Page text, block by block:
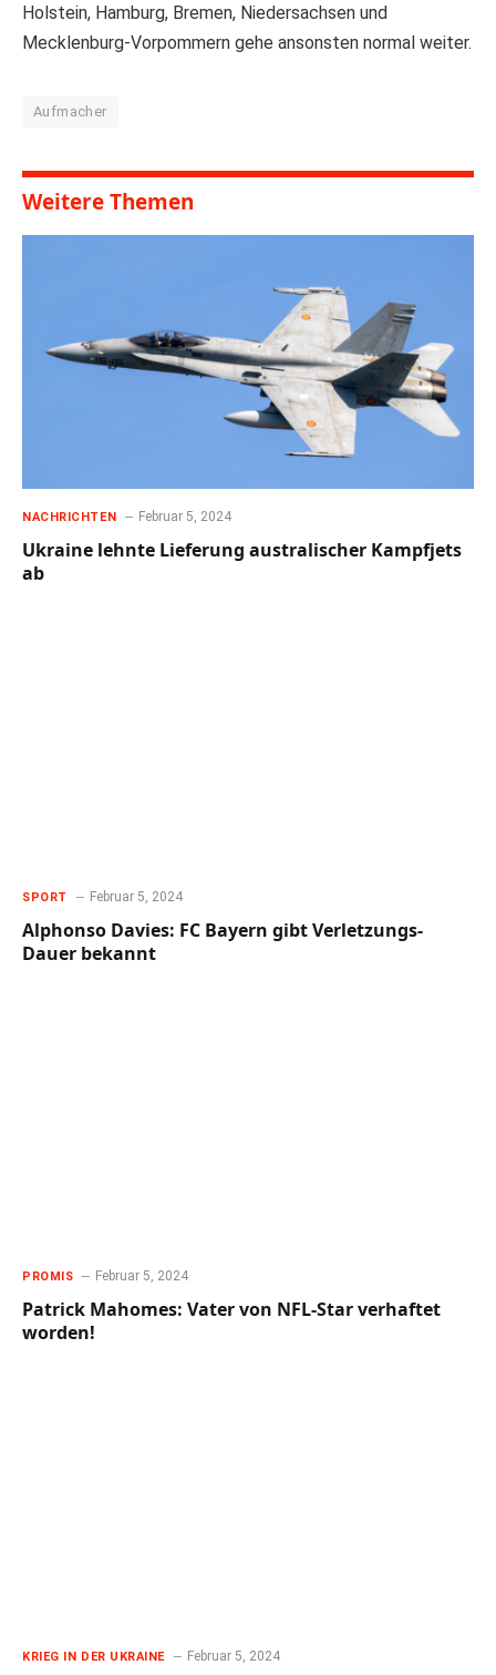
Holstein, Hamburg, Bremen, Niedersachsen und
Mecklenburg-Vorpommern gehe ansonsten normal weiter.
Aufmacher
Weitere Themen
NACHRICHTEN Februar 5, 2024
Ukraine lehnte Lieferung australischer Kampfjets
ab
SPORT Februar 5, 2024
Alphonso Davies: FC Bayern gibt Verletzungs-
Dauer bekannt
PROMIS Februar 5, 2024
Patrick Mahomes: Vater von NFL-Star verhaftet
worden!
KRIEG IN DER UKRAINE Februar 5, 2024